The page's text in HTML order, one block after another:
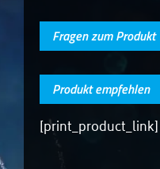
Fragen zum Produkt
Produkt empfehlen
[print_product_link]